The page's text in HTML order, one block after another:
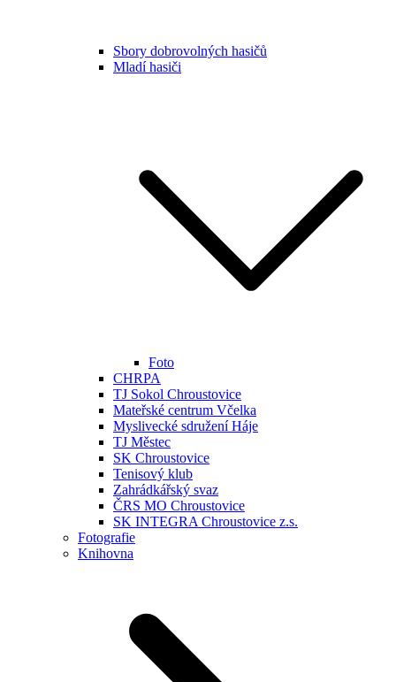
Sbory dobrovolných hasičů
Mladí hasiči
Foto
CHRPA
TJ Sokol Chroustovice
Mateřské centrum Včelka
Myslivecké sdružení Háje
TJ Městec
SK Chroustovice
Tenisový klub
Zahrádkářský svaz
ČRS MO Chroustovice
SK INTEGRA Chroustovice z.s.
Fotografie
Knihovna